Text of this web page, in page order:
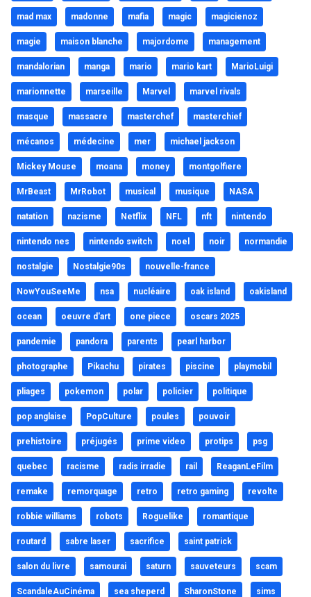
mad max madonne mafia magic magicienoz
magie maison blanche majordome management
mandalorian manga mario mario kart MarioLuigi
marionnette marseille Marvel marvel rivals
masque massacre masterchef masterchief
mécanos médecine mer michael jackson
Mickey Mouse moana money montgolfiere
MrBeast MrRobot musical musique NASA
natation nazisme Netflix NFL nft nintendo
nintendo nes nintendo switch noel noir normandie
nostalgie Nostalgie90s nouvelle-france
NowYouSeeMe nsa nucléaire oak island oakisland
ocean oeuvre d'art one piece oscars 2025
pandemie pandora parents pearl harbor
photographe Pikachu pirates piscine playmobil
pliages pokemon polar policier politique
pop anglaise PopCulture poules pouvoir
prehistoire préjugés prime video protips psg
quebec racisme radis irradie rail ReaganLeFilm
remake remorquage retro retro gaming revolte
robbie williams robots Roguelike romantique
routard sabre laser sacrifice saint patrick
salon du livre samourai saturn sauveteurs scam
ScandaleAuCinéma sea sheperd SharonStone sims